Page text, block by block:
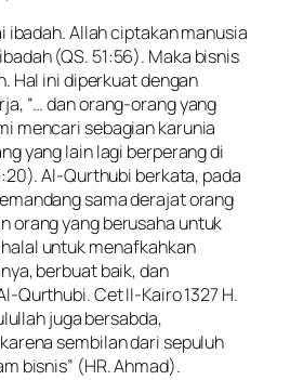
ibadah. Allah ciptakan manusia
(QS. 51:56). Maka bisnis
Hal ini diperkuat dengan
“… dan orang-orang yang
mencari sebagian karunia
yang lain lagi berperang di
Al-Qurthubi berkata, pada
sama derajat orang
orang yang berusaha untuk
untuk menafkahkan
berbuat baik, dan
Qurthubi. Cet II-Kairo 1327 H.
juga bersabda,
sembilan dari sepuluh
bisnis” (HR. Ahmad).